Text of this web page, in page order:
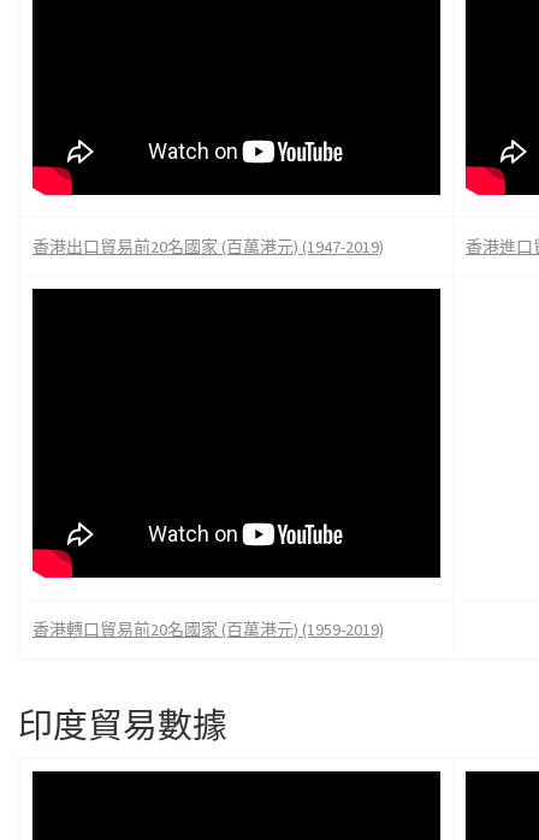
香港出口貿易前20名國家 (百萬港元) (1947-2019) 香港進口
香港轉口貿易前20名國家 (百萬港元) (1959-2019)
印度貿易數據